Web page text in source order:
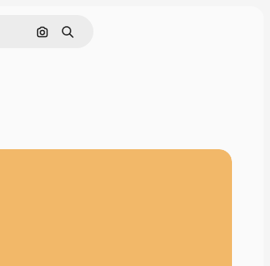
Cerca per immagine
Ricerca